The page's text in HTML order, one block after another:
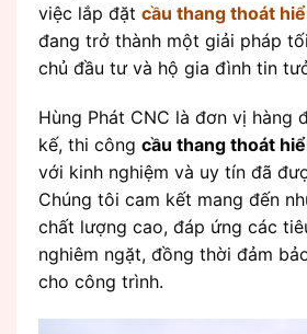
việc lắp đặt cầu thang thoát
đang trở thành một giải pháp
chủ đầu tư và hộ gia đình tin
Hùng Phát CNC là đơn vị hàng
kế, thi công cầu thang thoát
với kinh nghiệm và uy tín đã
Chúng tôi cam kết mang đến
chất lượng cao, đáp ứng các
nghiêm ngặt, đồng thời đảm
cho công trình.